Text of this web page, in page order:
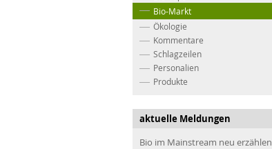
Bio-Markt
Ökologie
Kommentare
Schlagzeilen
Personalien
Produkte
aktuelle Meldungen
Bio im Mainstream neu erzählen